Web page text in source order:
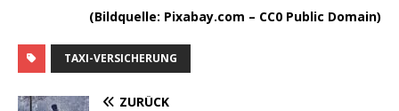
(Bildquelle: Pixabay.com – CC0 Public Domain)
TAXI-VERSICHERUNG
ZURÜCK